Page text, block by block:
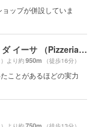
ップが併設していま
ピッツエリア エ トラットリア ダ イーサ （Pizzeria e trattoria da ISA）
より約950m （徒歩16分）
ことがあるほどの実力